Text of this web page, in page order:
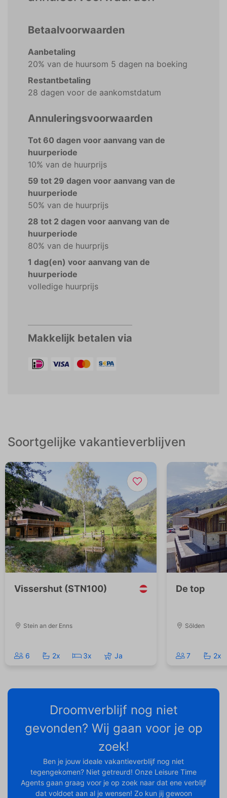
Betaalvoorwaarden
Aanbetaling
20% van de huursom 5 dagen na boeking
Restantbetaling
28 dagen voor de aankomstdatum
Annuleringsvoorwaarden
Tot 60 dagen voor aanvang van de
huurperiode
10% van de huurprijs
59 tot 29 dagen voor aanvang van de
huurperiode
50% van de huurprijs
28 tot 2 dagen voor aanvang van de
huurperiode
80% van de huurprijs
1 dag(en) voor aanvang van de
huurperiode
volledige huurprijs
Makkelijk betalen via
Soortgelijke vakantieverblijven
Vissershut (STN100)
Stein an der Enns
6 2x 3x Ja
De top
Sölden
7 2x
Droomverblijf nog niet
gevonden? Wij gaan voor je op
zoek!
Ben je jouw ideale vakantieverblijf nog niet
tegengekomen? Niet getreurd! Onze Leisure Time
Agents gaan graag voor je op zoek naar dat ene verblijf
dat voldoet aan al je wensen! Zo kun jij gewoon